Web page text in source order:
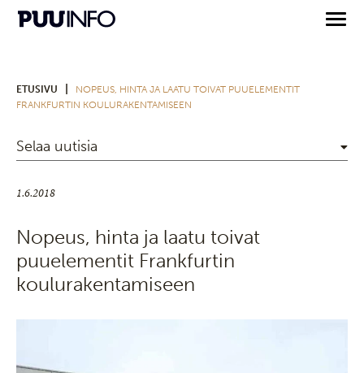
ETUSIVU
NOPEUS, HINTA JA LAATU TOIVAT PUUELEMENTIT
FRANKFURTIN KOULURAKENTAMISEEN
Selaa uutisia
1.6.2018
Nopeus, hinta ja laatu toivat
puuelementit Frankfurtin
koulurakentamiseen